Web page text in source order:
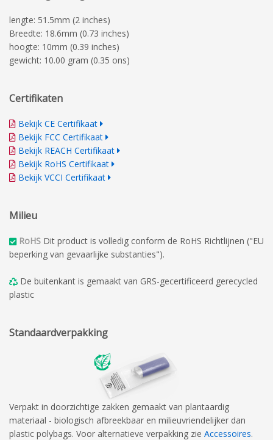
lengte: 51.5mm (2 inches)
Breedte: 18.6mm (0.73 inches)
hoogte: 10mm (0.39 inches)
gewicht: 10.00 gram (0.35 ons)
Certifikaten
Bekijk CE Certifikaat
Bekijk FCC Certifikaat
Bekijk REACH Certifikaat
Bekijk RoHS Certifikaat
Bekijk VCCI Certifikaat
Milieu
RoHS Dit product is volledig conform de RoHS Richtlijnen ("EU
beperking van gevaarlijke substanties").
De buitenkant is gemaakt van GRS-gecertificeerd gerecycled
plastic
Standaardverpakking
Verpakt in doorzichtige zakken gemaakt van plantaardig
materiaal - biologisch afbreekbaar en milieuvriendelijker dan
plastic polybags. Voor alternatieve verpakking zie Accessoires.